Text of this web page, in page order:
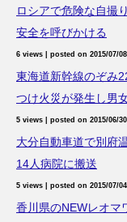
ロシアで危険な自撮
安全を呼びかける
6 views posted on 2015/07/08
東海道新幹線のぞみ
つけ火災が発生し男
5 views posted on 2015/06/30
大分自動車道で別府
14人病院に搬送
5 views posted on 2015/07/04
香川県のNEWレオマ